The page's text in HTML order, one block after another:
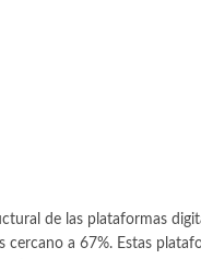
de las plataformas
a 67%. Estas